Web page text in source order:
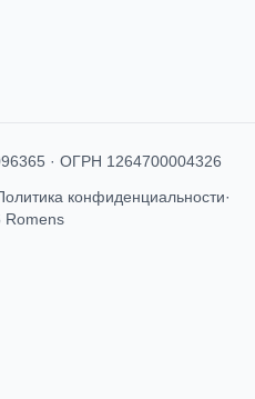
· ОГРН 1264700004326
конфиденциальности·
Romens